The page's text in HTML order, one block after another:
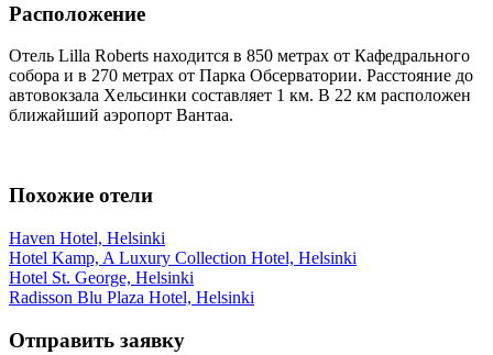
Расположение
Отель Lilla Roberts находится в 850 метрах от Кафедрального
собора и в 270 метрах от Парка Обсерватории. Расстояние до
автовокзала Хельсинки составляет 1 км. В 22 км расположен
ближайший аэропорт Вантаа.
Похожие отели
Haven Hotel, Helsinki
Hotel Kamp, A Luxury Collection Hotel, Helsinki
Hotel St. George, Helsinki
Radisson Blu Plaza Hotel, Helsinki
Отправить заявку